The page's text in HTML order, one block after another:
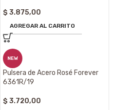
$ 3.875,00
AGREGAR AL CARRITO
NEW
Pulsera de Acero Rosé Forever
6361R/19
$ 3.720,00